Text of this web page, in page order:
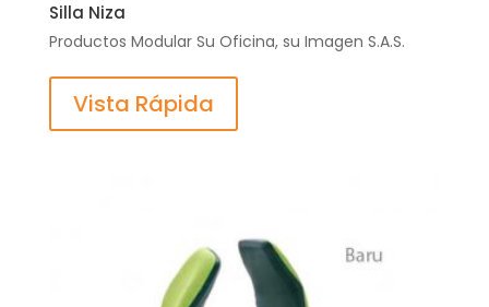
Silla Niza
Productos Modular Su Oficina, su Imagen S.A.S.
Vista Rápida